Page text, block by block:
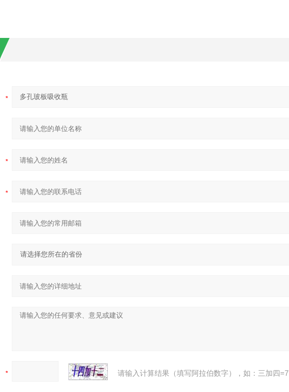
请输入计算结果（填写阿拉伯数字），如：三加四=7